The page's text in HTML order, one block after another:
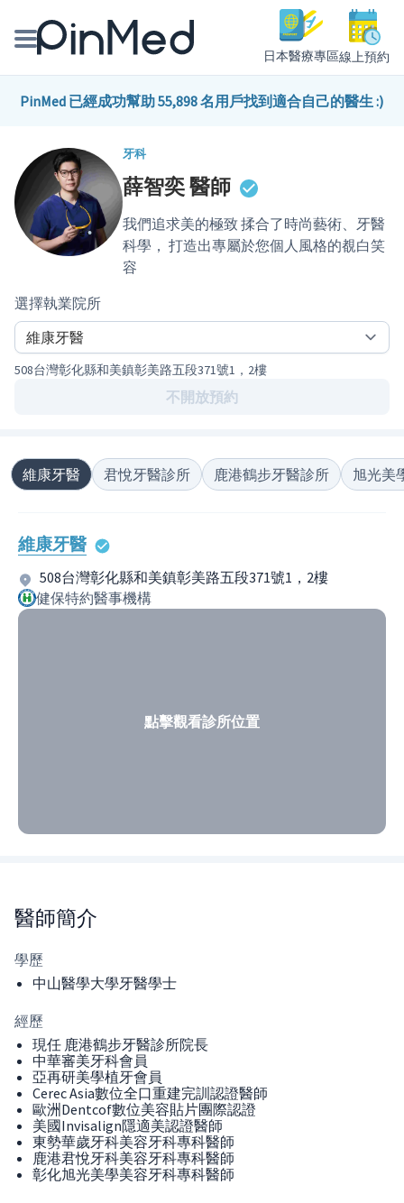
日本醫療專區線上預約
線上預約醫師、院所
醫師專欄專訪
健康主題館
我是醫療人員
PinMed 已經成功幫助 55,898 名用戶找到適合自己的醫生 :)
牙科
薛智奕醫師
我們追求美的極致 揉合了時尚藝術、牙醫
科學， 打造出專屬於您個人風格的覩白笑
容
選擇執業院所
508台灣彰化縣和美鎮彰美路五段371號1，2樓
不開放預約
維康牙醫 君悅牙醫診所 鹿港鶴步牙醫診所 旭光美
維康牙醫
508台灣彰化縣和美鎮彰美路五段371號1，2樓
健保特約醫事機構
點擊觀看診所位置
醫師簡介
學歷
中山醫學大學牙醫學士
經歷
現任 鹿港鶴步牙醫診所院長
中華審美牙科會員
亞再研美學植牙會員
Cerec Asia數位全口重建完訓認證醫師
歐洲Dentcof數位美容貼片團際認證
美國Invisalign隱適美認證醫師
東勢華歲牙科美容牙科專科醫師
鹿港君悅牙科美容牙科專科醫師
彰化旭光美學美容牙科專科醫師